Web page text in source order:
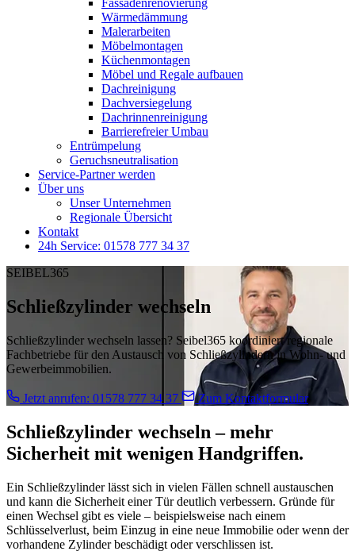
Fassadenrenovierung
Wärmedämmung
Malerarbeiten
Möbelmontagen
Küchenmontagen
Möbel und Regale aufbauen
Dachreinigung
Dachversiegelung
Dachrinnenreinigung
Barrierefreier Umbau
Entrümpelung
Geruchsneutralisation
Service-Partner werden
Über uns
Unser Unternehmen
Regionale Übersicht
Kontakt
24h Service: 01578 777 34 37
SEIBEL365
Schließzylinder wechseln
Schließzylinder wechseln lassen? Seibel365 koordiniert regionale
Fachbetriebe für den Austausch von Schließzylindern in Wohn- und
Gewerbeimmobilien.
Jetzt anrufen: 01578 777 34 37 Zum Kontaktformular
Schließzylinder wechseln – mehr
Sicherheit mit wenigen Handgriffen.
Ein Schließzylinder lässt sich in vielen Fällen schnell austauschen
und kann die Sicherheit einer Tür deutlich verbessern. Gründe für
einen Wechsel gibt es viele – beispielsweise nach einem
Schlüsselverlust, beim Einzug in eine neue Immobilie oder wenn der
vorhandene Zylinder beschädigt oder verschlissen ist.